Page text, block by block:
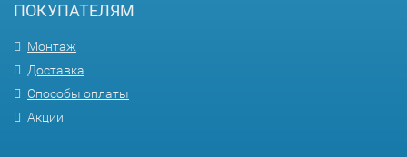
ПОКУПАТЕЛЯМ
Монтаж
Доставка
Способы оплаты
Акции